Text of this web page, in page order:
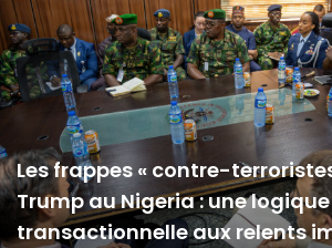
Les frappes « contre-
Trump au Nigeria : une logique
transactionnelle aux relents